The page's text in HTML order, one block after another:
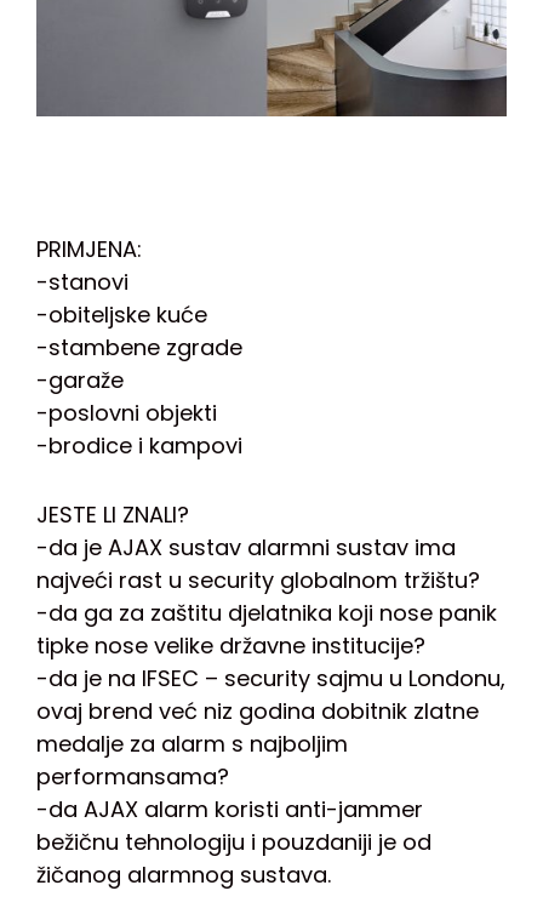
PRIMJENA:
-stanovi
-obiteljske kuće
-stambene zgrade
-garaže
-poslovni objekti
-brodice i kampovi
JESTE LI ZNALI?
-da je AJAX sustav alarmni sustav ima
najveći rast u security globalnom tržištu?
-da ga za zaštitu djelatnika koji nose panik
tipke nose velike državne institucije?
-da je na IFSEC – security sajmu u Londonu,
ovaj brend već niz godina dobitnik zlatne
medalje za alarm s najboljim
performansama?
-da AJAX alarm koristi anti-jammer
bežičnu tehnologiju i pouzdaniji je od
žičanog alarmnog sustava.